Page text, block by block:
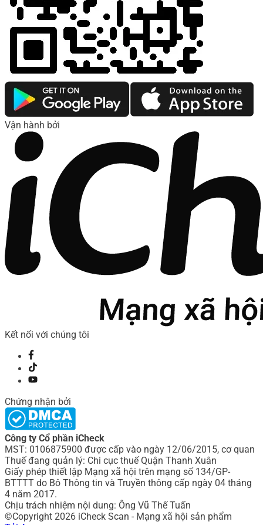
Vận hành bởi
Kết nối với chúng tôi
Chứng nhận bởi
Công ty Cổ phần iCheck
MST: 0106875900 được cấp vào ngày 12/06/2015, cơ quan
Thuế đang quản lý: Chi cục thuế Quận Thanh Xuân
Giấy phép thiết lập Mạng xã hội trên mạng số 134/GP-
BTTTT do Bô Thông tin và Truyền thông cấp ngày 04 tháng
4 năm 2017.
Chịu trách nhiệm nội dung: Ông Vũ Thế Tuấn
©Copyright 2026 iCheck Scan - Mạng xã hội sản phẩm